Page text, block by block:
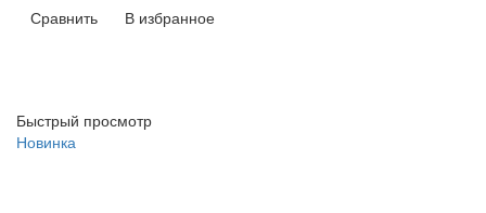
Сравнить
В избранное
Быстрый просмотр
Новинка